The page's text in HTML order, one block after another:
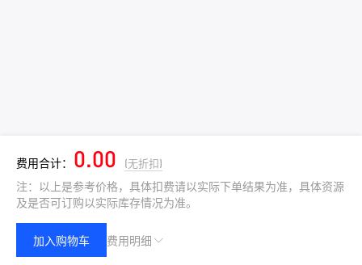
费用合计： 0.00 (无折扣)
注：以上是参考价格，具体扣费请以实际下单结果为准，具体资源
及是否可订购以实际库存情况为准。
费用明细
加入购物车